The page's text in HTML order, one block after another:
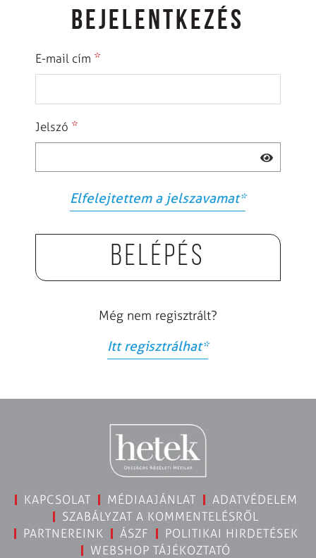
BEJELENTKEZÉS
E-mail cím *
Jelszó *
Elfelejtettem a jelszavamat*
Belépés
Még nem regisztrált?
Itt regisztrálhat*
KAPCSOLAT MÉDIAAJÁNLAT
ADATVÉDELEM
SZABÁLYZAT A KOMMENTELÉSRŐL
PARTNEREINK
ÁSZF
POLITIKAI HIRDETÉSEK
WEBSHOP TÁJÉKOZTATÓ